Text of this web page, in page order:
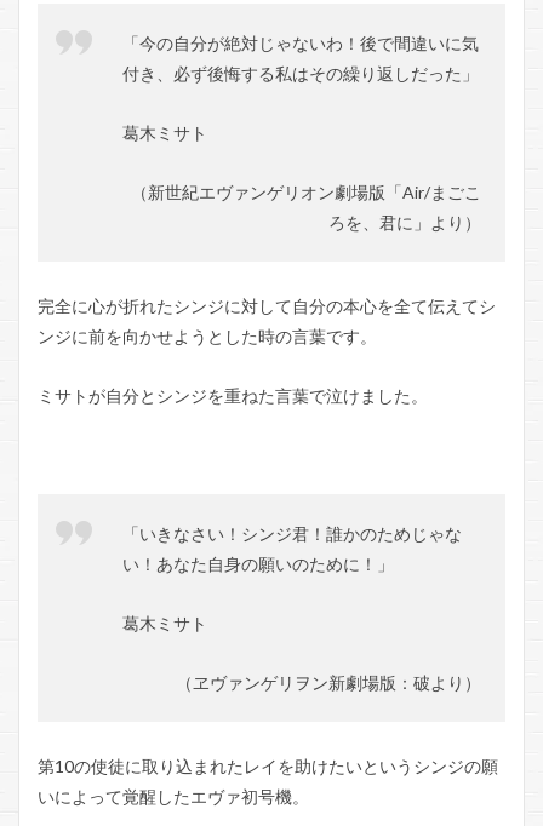
「今の自分が絶対じゃないわ！後で間違いに気
付き、必ず後悔する私はその繰り返しだった」
葛木ミサト
（新世紀エヴァンゲリオン劇場版「Air/まごこ
ろを、君に」 より）
完全に心が折れたシンジに対して自分の本心を全て伝えてシ
ンジに前を向かせようとした時の言葉です。
ミサトが自分とシンジを重ねた言葉で泣けました。
「いきなさい！シンジ君！誰かのためじゃな
い！あなた自身の願いのために！」
葛木ミサト
（ヱヴァンゲリヲン新劇場版：破より）
第10の使徒に取り込まれたレイを助けたいというシンジの願
いによって覚醒したエヴァ初号機。